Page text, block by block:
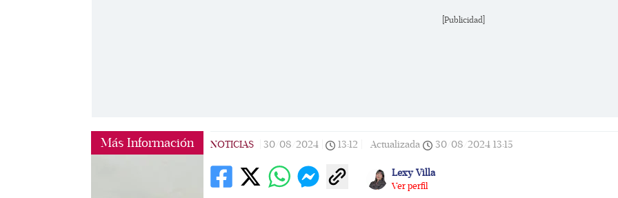
[Publicidad]
Más Información NOTICIAS 30/08/2024 13:12 Actualizada 30/08/2024 13:15
Lexy Villa
Ver perfil